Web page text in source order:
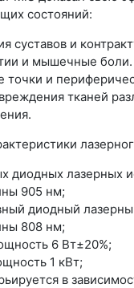
состояний:
суставов и
и мышечные боли.
точки и
тканей
диодных лазерных
905 нм;
диодный
808 нм;
6 Вт±20%;
1 кВт;
в